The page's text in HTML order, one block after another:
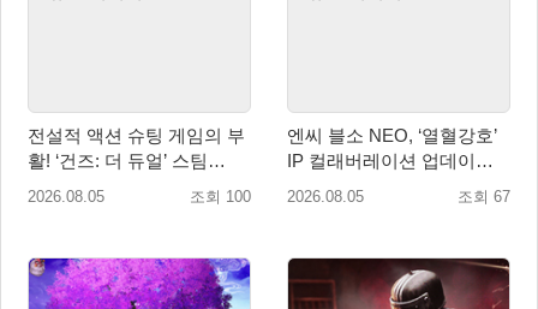
전설적 액션 슈팅 게임의 부
활! ‘건즈: 더 듀얼’ 스팀
(Steam) 8월 14일 정식 오픈
2026.08.05 조회 100
엔씨 블소 NEO, ‘열혈강호’
IP 컬래버레이션 업데이트
사전예약 시작
2026.08.05 조회 67